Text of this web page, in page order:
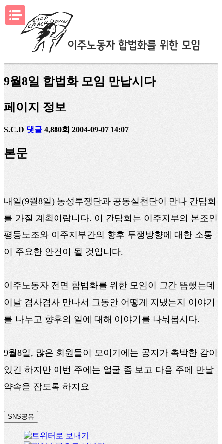
메뉴열기
9월8일 합법화 모임 만납시다
페이지 정보
S.C.D 댓글 4,880회 2004-09-07 14:07
본문
내일(9월8일) 농성투쟁단과 공동실천단이 만나 간담회
를 가질 계획이랍니다. 이 간담회는 이주지부의 본조인
평등노조와 이주지부간의 향후 투쟁방향에 대한 소통
이 주요한 안건이 될 것입니다.
이주노동자 전면 합법화를 위한 모임이 그간 뜸했는데
이날 겸사겸사 만나서 그동안 어떻게 지냈는지 이야기
를 나누고 향후의 일에 대해 이야기를 나눠봅시다.
9월8일, 많은 회원들이 모이기에는 공지가 촉박한 감이
있긴 하지만 이번 주에는 얼굴 좀 보고 다음 주에 만날
약속을 잡도록 하지요.
SNS공유